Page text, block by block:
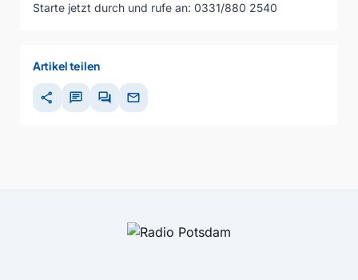
Starte jetzt durch und rufe an: 0331/880 2540
Artikel teilen
share chat forum mail